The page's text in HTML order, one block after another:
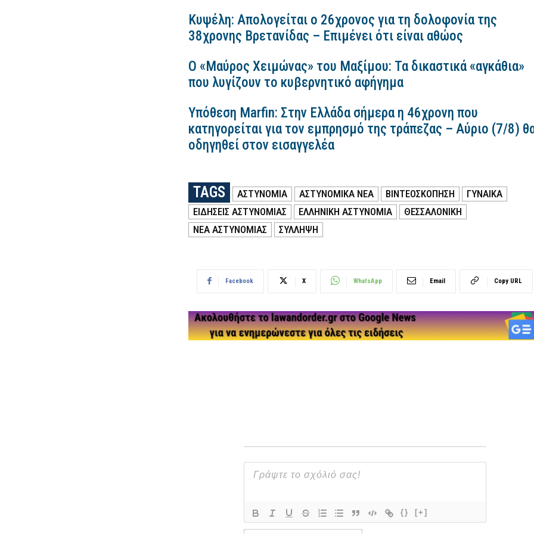
Κυψέλη: Απολογείται ο 26χρονος για τη δολοφονία της
38χρονης Βρετανίδας – Επιμένει ότι είναι αθώος
Ο «Μαύρος Χειμώνας» του Μαξίμου: Τα δικαστικά «αγκάθια»
που λυγίζουν το κυβερνητικό αφήγημα
Υπόθεση Marfin: Στην Ελλάδα σήμερα η 46χρονη που
κατηγορείται για τον εμπρησμό της τράπεζας – Αύριο (7/8)
οδηγηθεί στον εισαγγελέα
TAGS ΑΣΤΥΝΟΜΙΑ ΑΣΤΥΝΟΜΙΚΑ ΝΕΑ ΒΙΝΤΕΟΣΚΟΠΗΣΗ
ΓΥΝΑΙΚΑ
ΕΙΔΗΣΕΙΣ ΑΣΤΥΝΟΜΙΑΣ
ΕΛΛΗΝΙΚΗ ΑΣΤΥΝΟΜΙΑ
ΘΕΣΣΑΛΟΝΙΚΗ
ΝΕΑ ΑΣΤΥΝΟΜΙΑΣ
ΣΥΛΛΗΨΗ
Facebook X WhatsApp Email Copy URL
{} [+]